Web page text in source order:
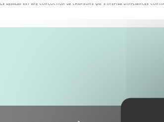
Le résultat est une concoction de chansons qui s’inspire d’influences